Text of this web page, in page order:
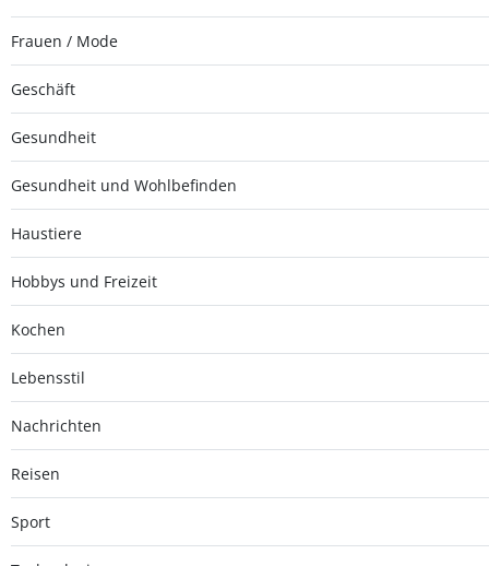
Frauen / Mode
Geschäft
Gesundheit
Gesundheit und Wohlbefinden
Haustiere
Hobbys und Freizeit
Kochen
Lebensstil
Nachrichten
Reisen
Sport